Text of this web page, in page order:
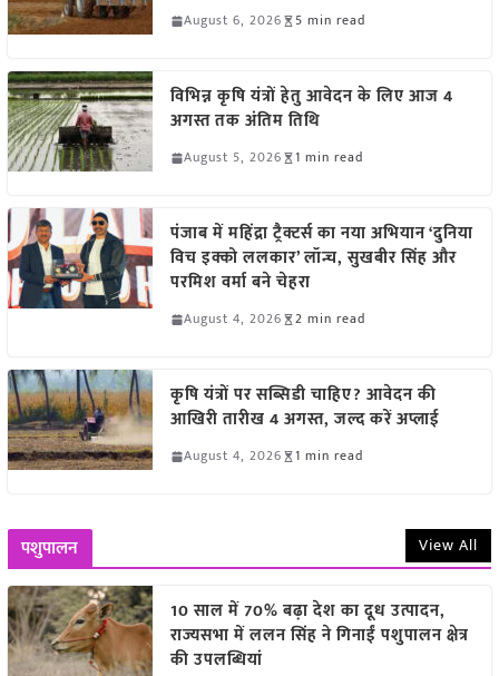
August 6, 2026 5 min read
विभिन्न कृषि यंत्रों हेतु आवेदन के लिए आज 4
अगस्त तक अंतिम तिथि
August 5, 2026 1 min read
पंजाब में महिंद्रा ट्रैक्टर्स का नया अभियान ‘दुनिया
विच इक्को ललकार’ लॉन्च, सुखबीर सिंह और
परमिश वर्मा बने चेहरा
August 4, 2026 2 min read
कृषि यंत्रों पर सब्सिडी चाहिए? आवेदन की
आखिरी तारीख 4 अगस्त, जल्द करें अप्लाई
August 4, 2026 1 min read
पशुपालन View All
10 साल में 70% बढ़ा देश का दूध उत्पादन,
राज्यसभा में ललन सिंह ने गिनाईं पशुपालन क्षेत्र
की उपलब्धियां